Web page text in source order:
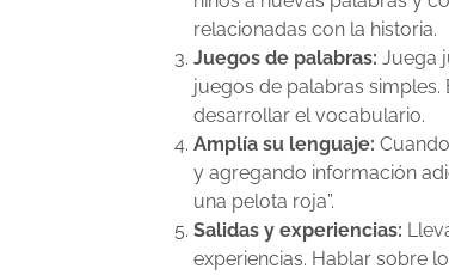
relacionadas con la historia.
Juegos de palabras: Juega
juegos de palabras
desarrollar el vocabulario.
Amplía su lenguaje:
y agregando información
una pelota roja”.
Salidas y experiencias:
experiencias. Hablar sobre